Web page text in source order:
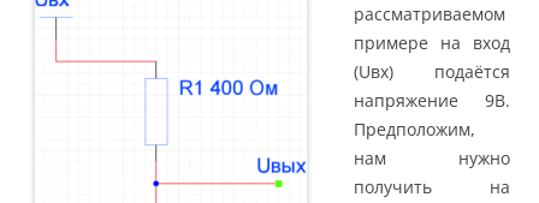
рассматриваемом
примере на вход
(Uвх) подаётся
напряжение 9В.
Предположим,
нам нужно
получить на